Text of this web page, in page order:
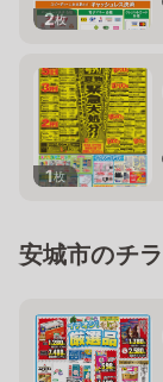
2枚
1枚
安城市のチ